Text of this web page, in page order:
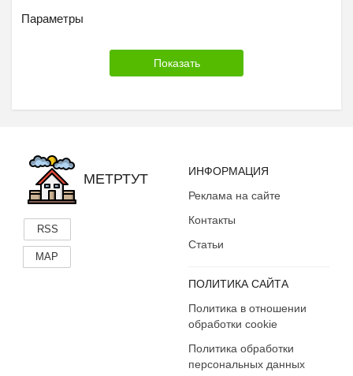
Параметры
МЕТРТУТ
RSS
MAP
ИНФОРМАЦИЯ
Реклама на сайте
Контакты
Статьи
ПОЛИТИКА САЙТА
Политика в отношении
обработки cookie
Политика обработки
персональных данных